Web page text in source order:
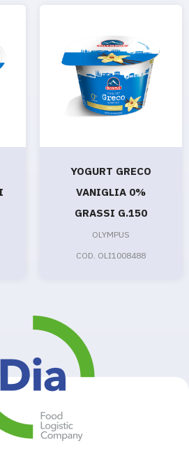
YOGURT GRECO
VANIGLIA 0%
GRASSI G.150
OLYMPUS
COD. OLI1008488